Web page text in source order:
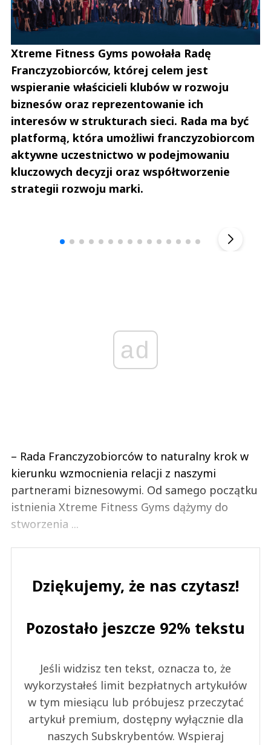
Xtreme Fitness Gyms powołała Radę
Franczyzobiorców, której celem jest
wspieranie właścicieli klubów w rozwoju
biznesów oraz reprezentowanie ich
interesów w strukturach sieci. Rada ma być
platformą, która umożliwi franczyzobiorcom
aktywne uczestnictwo w podejmowaniu
kluczowych decyzji oraz współtworzenie
strategii rozwoju marki.
ad
– Rada Franczyzobiorców to naturalny krok w
kierunku wzmocnienia relacji z naszymi
partnerami biznesowymi. Od samego początku
istnienia Xtreme Fitness Gyms dążymy do
stworzenia ...
Dziękujemy, że nas czytasz!
Pozostało jeszcze 92% tekstu
Jeśli widzisz ten tekst, oznacza to, że
wykorzystałeś limit bezpłatnych artykułów
w tym miesiącu lub próbujesz przeczytać
artykuł premium, dostępny wyłącznie dla
naszych Subskrybentów. Wspieraj